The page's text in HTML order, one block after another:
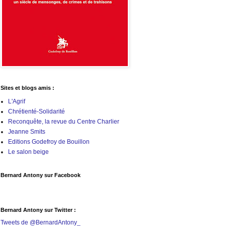
Sites et blogs amis :
L'Agrif
Chrétienté-Solidarité
Reconquête, la revue du Centre Charlier
Jeanne Smits
Editions Godefroy de Bouillon
Le salon beige
Bernard Antony sur Facebook
Bernard Antony sur Twitter :
Tweets de @BernardAntony_